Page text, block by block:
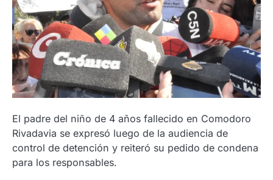
El padre del niño de 4 años fallecido en Comodoro
Rivadavia se expresó luego de la audiencia de
control de detención y reiteró su pedido de condena
para los responsables.